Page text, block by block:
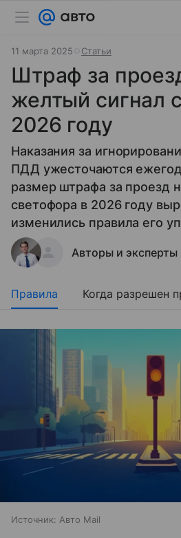
11 марта 2025 Статьи
Штраф за
желтый сигнал
2026 году
Наказания за
ПДД ужесточаются
размер штрафа за проезд
светофора в 2026 году
изменились правила его
Авторы и эксперты
Правила Когда разрешен
Источник: Авто Mail